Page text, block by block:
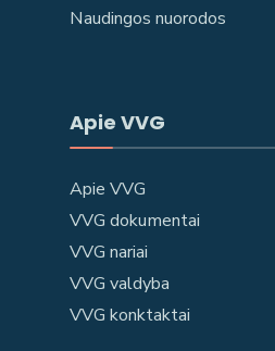
Naudingos nuorodos
Apie VVG
Apie VVG
VVG dokumentai
VVG nariai
VVG valdyba
VVG konktaktai